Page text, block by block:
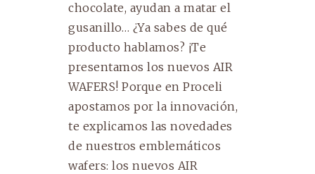
chocolate, ayudan a matar el
gusanillo… ¿Ya sabes de qué
producto hablamos? ¡Te
presentamos los nuevos AIR
WAFERS! Porque en Proceli
apostamos por la innovación,
te explicamos las novedades
de nuestros emblemáticos
wafers: los nuevos AIR